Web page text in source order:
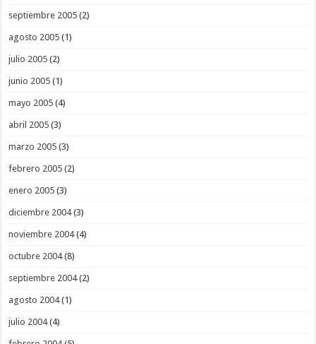
septiembre 2005 (2)
agosto 2005 (1)
julio 2005 (2)
junio 2005 (1)
mayo 2005 (4)
abril 2005 (3)
marzo 2005 (3)
febrero 2005 (2)
enero 2005 (3)
diciembre 2004(3)
noviembre 2004(4)
octubre 2004(8)
septiembre 2004(2)
agosto 2004(1)
julio 2004(4)